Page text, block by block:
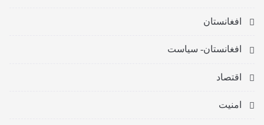
افغانستان
افغانستان- سیاست
اقتصاد
امنیت